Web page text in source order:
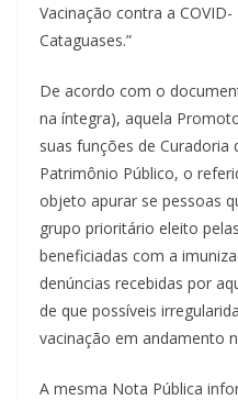
Vacinação contra a
Cataguases.”
De acordo com o
na íntegra), aquela
suas funções de Curadoria
Patrimônio Público, o
objeto apurar se pessoas
grupo prioritário eleito
beneficiadas com a
denúncias recebidas por
de que possíveis
vacinação em andamento
A mesma Nota Pública